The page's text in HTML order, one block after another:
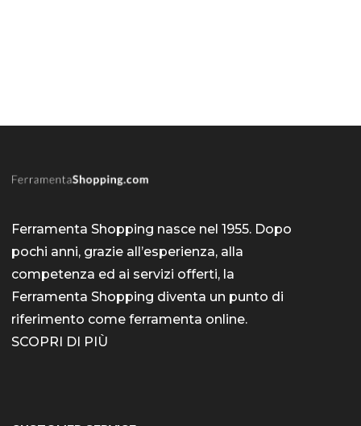
Ferramenta Shopping nasce nel 1955. Dopo
pochi anni, grazie all’esperienza, alla
competenza ed ai servizi offerti, la
Ferramenta Shopping diventa un punto di
riferimento come ferramenta online.
SCOPRI DI PIÙ